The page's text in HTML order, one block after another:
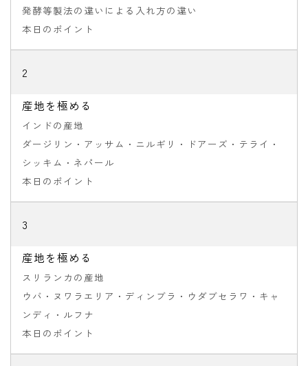
発酵等製法の違いによる入れ方の違い
本日のポイント
2
産地を極める
インドの産地
ダージリン・アッサム・ニルギリ・ドアーズ・テライ・
シッキム・ネパール
本日のポイント
3
産地を極める
スリランカの産地
ウバ・ヌワラエリア・ディンブラ・ウダブセラワ・キャ
ンディ・ルフナ
本日のポイント